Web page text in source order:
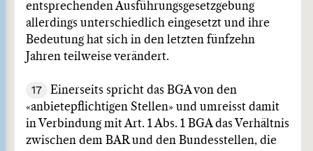
entsprechenden Ausführungsgesetzgebung
allerdings unterschiedlich eingesetzt und ihre
Bedeutung hat sich in den letzten fünfzehn
Jahren teilweise verändert.
17
Einerseits spricht das BGA von den
«anbietepflichtigen Stellen» und umreisst damit
in Verbindung mit Art. 1 Abs. 1 BGA das Verhältnis
zwischen dem BAR und den Bundesstellen, die